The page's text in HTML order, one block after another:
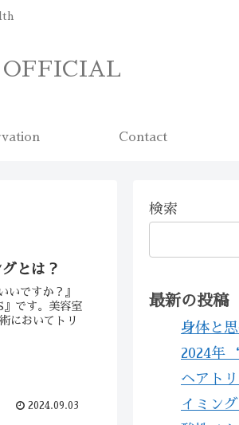
Contact
とは？
いですか？』
』です。美容室
においてトリ
2024.09.03
検索
最新の投稿
身体と
2024年
ヘアト
イミン